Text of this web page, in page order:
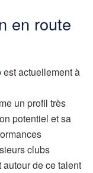
en route
est actuellement à
un profil très
potentiel et sa
clubs
autour de ce talent